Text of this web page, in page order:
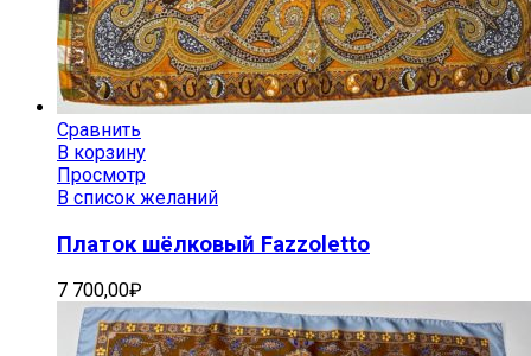
Сравнить
В корзину
Просмотр
В список желаний
Платок шёлковый Fazzoletto
7 700,00₽